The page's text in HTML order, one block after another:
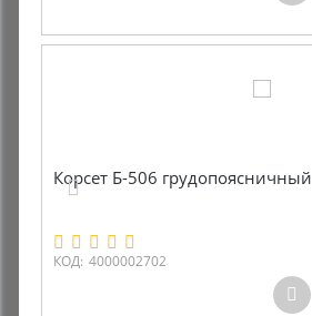
Корсет Б-506 грудопоясничный
КОД: 4000002702